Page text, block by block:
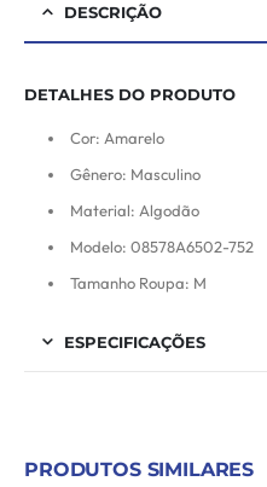
DESCRIÇÃO
DETALHES DO PRODUTO
Cor: Amarelo
Gênero: Masculino
Material: Algodão
Modelo: 08578A6502-752
Tamanho Roupa: M
ESPECIFICAÇÕES
PRODUTOS SIMILARES